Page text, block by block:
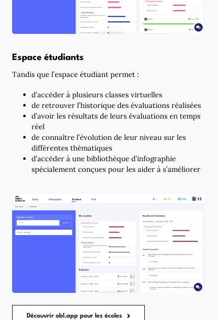
Espace étudiants
Tandis que l’espace étudiant permet :
d’accéder à plusieurs classes virtuelles
de retrouver l’historique des évaluations réalisées
d’avoir les résultats de leurs évaluations en temps
réel
de connaître l’évolution de leur niveau sur les
différentes thématiques
d’accéder à une bibliothèque d’infographie
spécialement conçues pour les aider à s’améliorer
Découvrir obl.app pour les écoles